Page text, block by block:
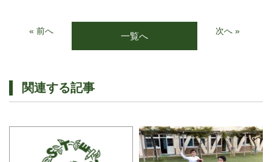
« 前へ 一覧へ 次へ »
関連する記事